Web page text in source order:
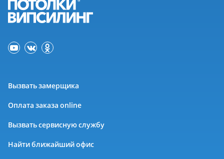
Вызвать замерщика
Оплата заказа online
Вызвать сервисную службу
Найти ближайший офис